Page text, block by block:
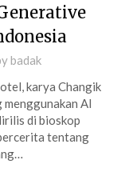
badak
karya Changik
menggunakan AI
di bioskop
tentang